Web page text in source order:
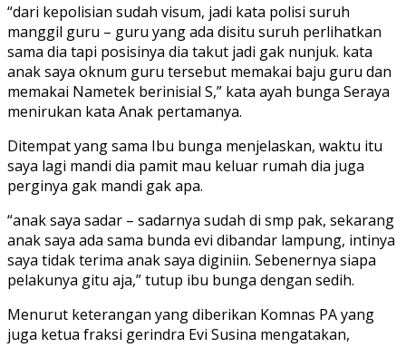
“dari kepolisian sudah visum, jadi kata polisi suruh
manggil guru – guru yang ada disitu suruh perlihatkan
sama dia tapi posisinya dia takut jadi gak nunjuk. kata
anak saya oknum guru tersebut memakai baju guru dan
memakai Nametek berinisial S,” kata ayah bunga Seraya
menirukan kata Anak pertamanya.
Ditempat yang sama Ibu bunga menjelaskan, waktu itu
saya lagi mandi dia pamit mau keluar rumah dia juga
perginya gak mandi gak apa.
“anak saya sadar – sadarnya sudah di smp pak, sekarang
anak saya ada sama bunda evi dibandar lampung, intinya
saya tidak terima anak saya diginiin. Sebenernya siapa
pelakunya gitu aja,” tutup ibu bunga dengan sedih.
Menurut keterangan yang diberikan Komnas PA yang
juga ketua fraksi gerindra Evi Susina mengatakan,